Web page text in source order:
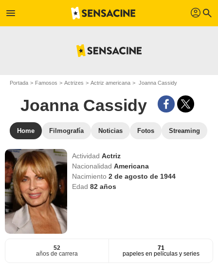
menu profil search
Portada Famosos Actrizes Actriz americana Joanna Cassidy
Joanna Cassidy
Home Filmografía Noticias Fotos Streaming
ActividadActriz
NacionalidadAmericana
Nacimiento2 de agosto de 1944
Edad82 años
52
años de carrera
71
papeles en películas y series